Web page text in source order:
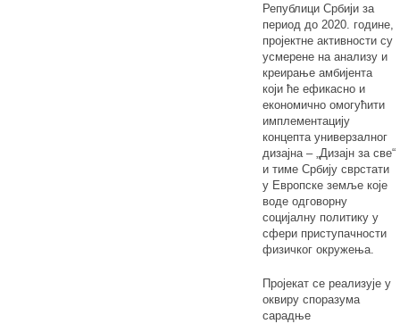
Републици Србији за
период до 2020. године,
пројектне активности су
усмерене на анализу и
креирање амбијента
који ће ефикасно и
економично омогућити
имплементацију
концепта универзалног
дизајна – „Дизајн за све“
и тиме Србију сврстати
у Европске земље које
воде одговорну
социјалну политику у
сфери приступачности
физичког окружења.
Пројекат се реализује у
оквиру споразума
сарадње